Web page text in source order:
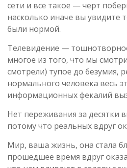
сети и все такое — черт
насколько иначе вы увидите
были нормой.
Телевидение —
многое из того, что мы
смотрели) тупое до безумия,
нормального человека весь
информационных фекалий
Нет переживания за десятки
потому что реальных вдруг
Мир, ваша жизнь, она стала
прошедшее время вдруг